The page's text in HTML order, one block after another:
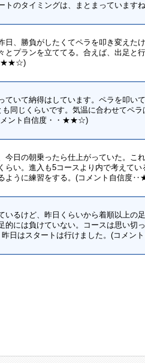
トのタイミングは、まとまっていま
日、勝負がしたくてペラを叩き変えた
とプランを立ててる。合えば、出足と
‥★★☆)
ていて納得はしています。ペラを叩い
同じくらいです。気温に合わせてペ
メント自信度・・★★☆)
今日の朝乗ったら仕上がっていた。こ
らい。進入も5コースより内で考えて
ように練習をする。(コメント自信
いるけど、昨日くらいから着順以上の
的には負けていない。コースは思い切
昨日はスタートは行けました。(コメ